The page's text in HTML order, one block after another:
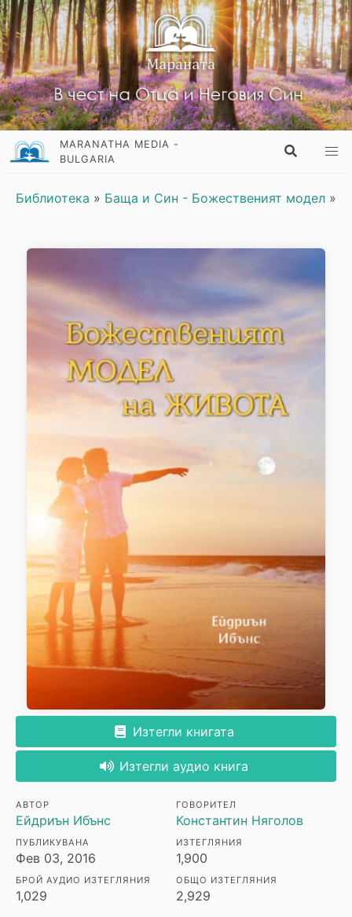
MARANATHA MEDIA -
BULGARIA
Библиотека » Баща и Син - Божественият модел »
Изтегли книгата
Изтегли аудио книга
АВТОР
Ейдриън Ибънс
ГОВОРИТЕЛ
Константин Няголов
ПУБЛИКУВАНА
Фев 03, 2016
ИЗТЕГЛЯНИЯ
1,900
БРОЙ АУДИО ИЗТЕГЛЯНИЯ
1,029
ОБЩО ИЗТЕГЛЯНИЯ
2,929